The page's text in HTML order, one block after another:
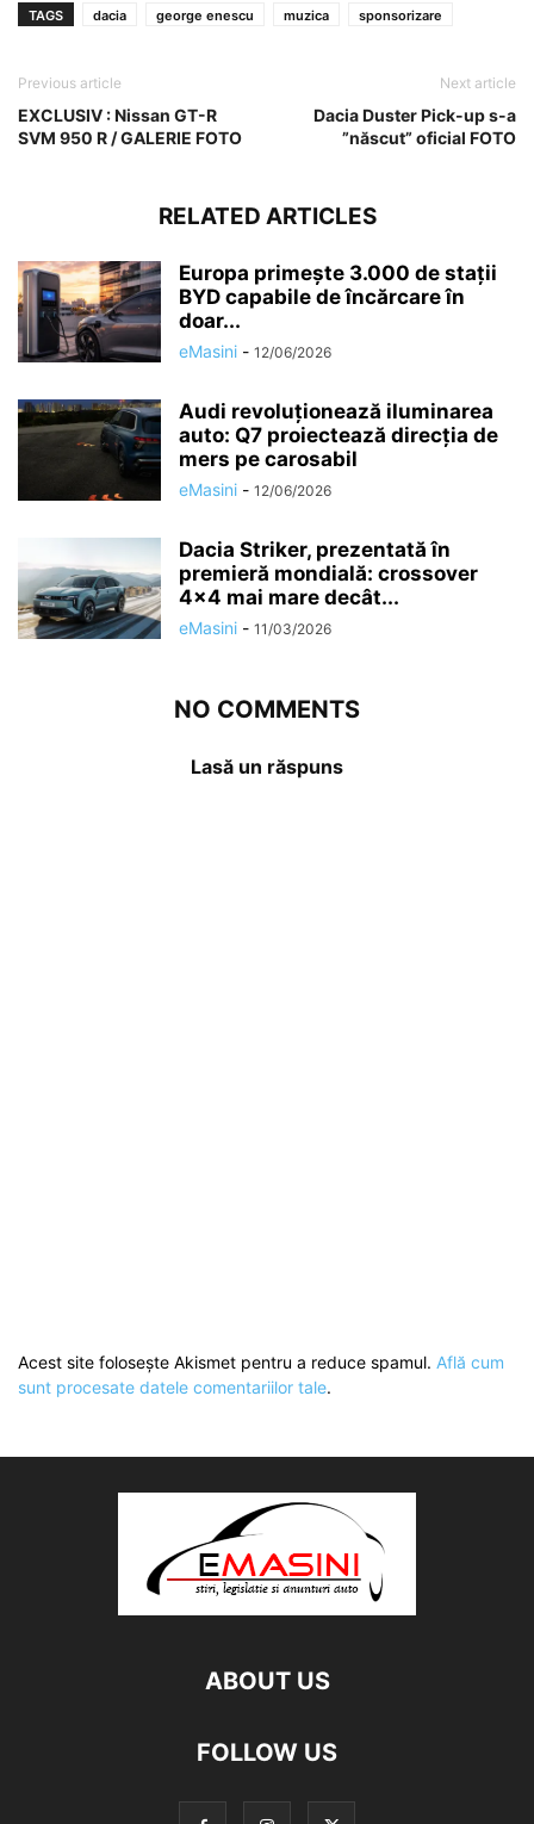
TAGS dacia george enescu muzica sponsorizare
Previous article
EXCLUSIV : Nissan GT-R
SVM 950 R / GALERIE FOTO
Next article
Dacia Duster Pick-up s-a
”născut” oficial FOTO
RELATED ARTICLES
Europa primește 3.000 de stații
BYD capabile de încărcare în
doar...
eMasini - 12/06/2026
Audi revoluționează iluminarea
auto: Q7 proiectează direcția de
mers pe carosabil
eMasini - 12/06/2026
Dacia Striker, prezentată în
premieră mondială: crossover
4×4 mai mare decât...
eMasini - 11/03/2026
NO COMMENTS
Lasă un răspuns
Acest site folosește Akismet pentru a reduce spamul. Află cum
sunt procesate datele comentariilor tale.
ABOUT US
FOLLOW US